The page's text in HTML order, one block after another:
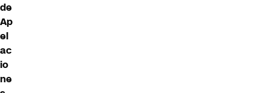
de
Ap
el
ac
io
ne